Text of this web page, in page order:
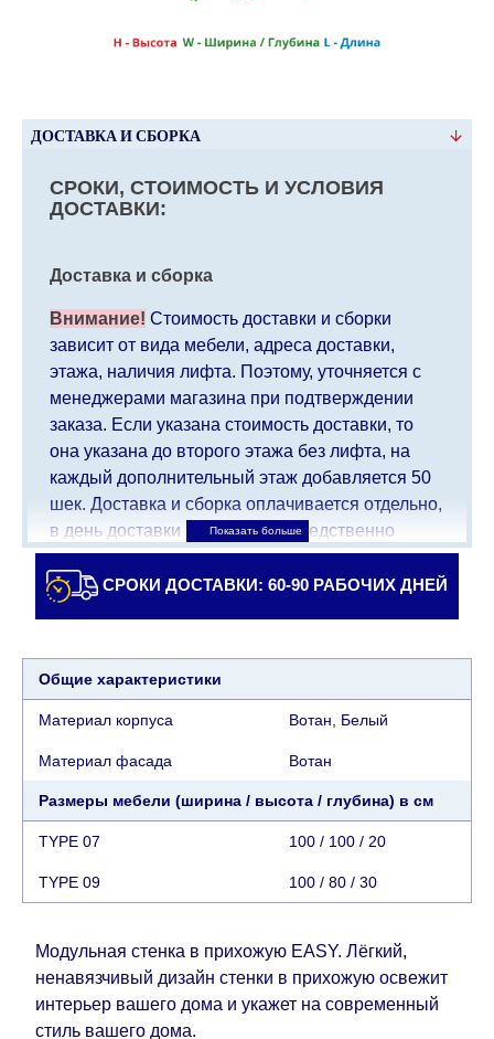
ДОСТАВКА И СБОРКА
СРОКИ, СТОИМОСТЬ И УСЛОВИЯ
ДОСТАВКИ:
Доставка и сборка
Внимание! Стоимость доставки и сборки
зависит от вида мебели, адреса доставки,
этажа, наличия лифта. Поэтому, уточняется с
менеджерами магазина при подтверждении
заказа. Если указана стоимость доставки, то
она указана до второго этажа без лифта, на
каждый дополнительный этаж добавляется 50
шек. Доставка и сборка оплачивается отдельно,
в день доставки мебели непосредственно
доставщику/сборщику мебели. Доставка в
населенные пункты, которые находятся далеко
Шевы на юге и в Иерусалиме, будет взимать
дополнительную плату в размере 150 шекелей.
Доставка в Эйлат будет оговариваться
представителем службы поддержки
клиентов. В случае, если для транспортировки
товара требуется кран (маноф), клиент обязан
найти, заказать и оплатить услуги крана
самостоятельно.
Сроки доставки на каждый товар указываются
отдельно.При расчете сроков доставки
учитываются только рабочие дни(с
СРОКИ ДОСТАВКИ: 60-90 РАБОЧИХ ДНЕЙ
Общие характеристики
Материал корпуса Вотан, Белый
Материал фасада Вотан
Размеры мебели (ширина / высота / глубина) в см
TYPE 07 100 / 100 / 20
TYPE 09 100 / 80 / 30
Модульная стенка в прихожую EASY. Лёгкий,
ненавязчивый дизайн стенки в прихожую освежит
интерьер вашего дома и укажет на современный
стиль вашего дома.